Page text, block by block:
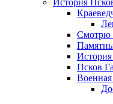
История
Смотрю
История
Псков